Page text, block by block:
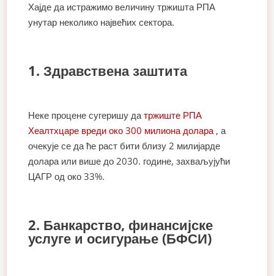
Хајде да истражимо величину тржишта РПА
унутар неколико највећих сектора.
1. Здравствена заштита
Неке процене сугеришу датржиште РПА
Хеалтхцаре вреди око 300 милиона долара, а
очекује се да ће раст бити близу 2 милијарде
долара или више до 2030. године, захваљујући
ЦАГР од око 33%.
2. Банкарство, финансијске
услуге и осигурање (БФСИ)